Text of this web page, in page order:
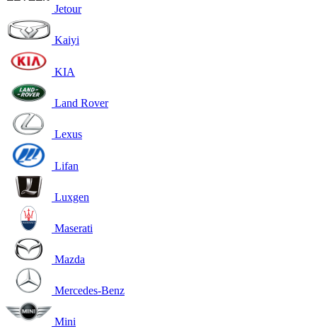
Jetour
Kaiyi
KIA
Land Rover
Lexus
Lifan
Luxgen
Maserati
Mazda
Mercedes-Benz
Mini